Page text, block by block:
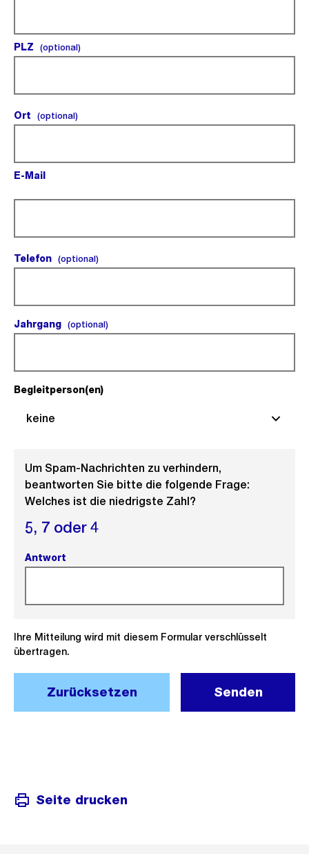
PLZ (optional)(optional).
Ort (optional)(optional).
E-Mail
Telefon (optional)(optional).
Jahrgang (optional)(optional).
Begleitperson(en)
keine
Um Spam-Nachrichten zu verhindern,
beantworten Sie bitte die folgende Frage:
Welches ist die niedrigste Zahl?
5, 7 oder4
Antwort
Ihre Mitteilung wird mit diesem Formular verschlüsselt
übertragen.
Zurücksetzen Senden
Seite drucken